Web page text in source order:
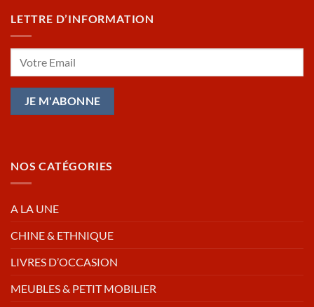
LETTRE D’INFORMATION
NOS CATÉGORIES
A LA UNE
CHINE & ETHNIQUE
LIVRES D’OCCASION
MEUBLES & PETIT MOBILIER